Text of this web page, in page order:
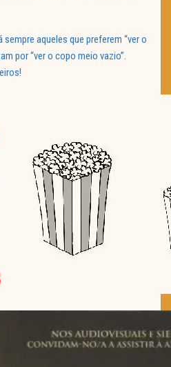
aqueles que preferem “ver o
por “ver o copo meio vazio”.